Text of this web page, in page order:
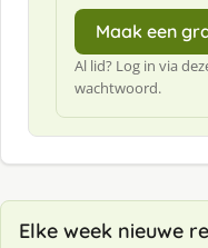
Maak een
Al lid? Log in via
wachtwoord.
Elke week nieuwe